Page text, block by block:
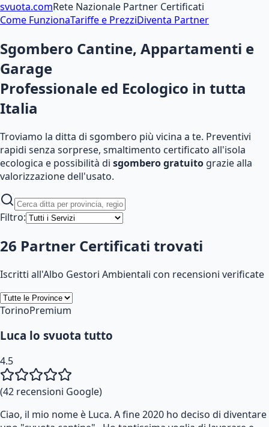
svuota.comRete Nazionale Partner Certificati
Come FunzionaTariffe e PrezziDiventa Partner
Sgombero Cantine, Appartamenti e
Garage
Professionale ed Ecologico in tutta
Italia
Troviamo la ditta di sgombero più vicina a te. Preventivi
rapidi senza sorprese, smaltimento certificato all'isola
ecologica e possibilità di sgombero gratuito grazie alla
valorizzazione dell'usato.
Filtro:
26 Partner Certificati trovati
Iscritti all'Albo Gestori Ambientali con recensioni verificate
TorinoPremium
Luca lo svuota tutto
4.5
(42 recensioni Google)
Ciao, il mio nome è Luca. A fine 2020 ho deciso di diventare